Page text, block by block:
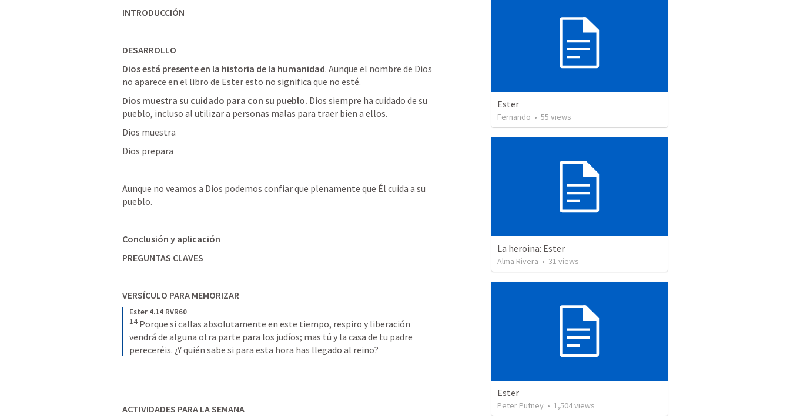
INTRODUCCIÓN
DESARROLLO
Dios está presente en la historia de la humanidad. Aunque el nombre de Dios
no aparece en el libro de Ester esto no significa que no esté.
Dios muestra su cuidado para con su pueblo. Dios siempre ha cuidado de su
pueblo, incluso al utilizar a personas malas para traer bien a ellos.
Dios muestra
Dios prepara
Aunque no veamos a Dios podemos confiar que plenamente que Él cuida a su
pueblo.
Conclusión y aplicación
PREGUNTAS CLAVES
VERSÍCULO PARA MEMORIZAR
Ester 4.14 RVR60
14 Porque si callas absolutamente en este tiempo, respiro y liberación
vendrá de alguna otra parte para los judíos; mas tú y la casa de tu padre
pereceréis. ¿Y quién sabe si para esta hora has llegado al reino?
ACTIVIDADES PARA LA SEMANA
Ester
Fernando • 55 views
La heroina: Ester
Alma Rivera • 31 views
Ester
Peter Putney • 1,504views